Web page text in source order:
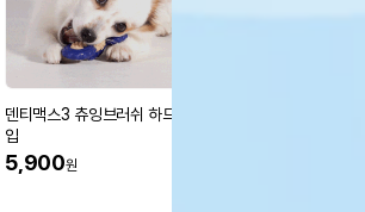
덴티맥스3 츄잉브러쉬 하드타
입
5,900원